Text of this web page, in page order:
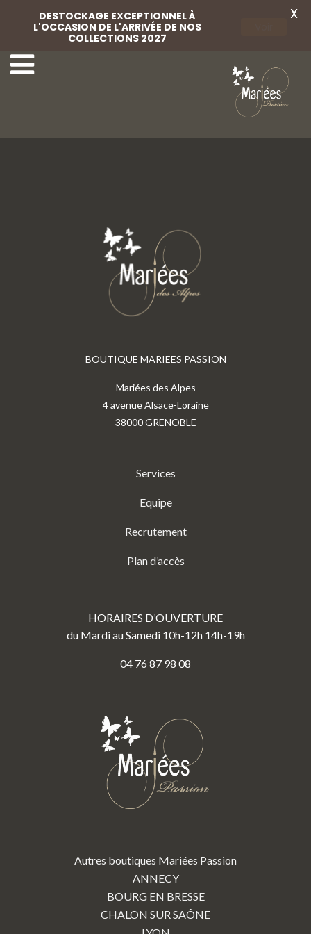
4-Lovely-Mariées
BOUTIQUE MARIEES PASSION
Mariées des Alpes
4 avenue Alsace-Loraine
38000 GRENOBLE
Services
Equipe
Recrutement
Plan d’accès
HORAIRES D’OUVERTURE
du Mardi au Samedi 10h-12h 14h-19h
04 76 87 98 08
Autres boutiques Mariées Passion
ANNECY
BOURG EN BRESSE
CHALON SUR SAÔNE
DESTOCKAGE EXCEPTIONNEL À
L'OCCASION DE L'ARRIVÉE DE NOS
COLLECTIONS 2027
X